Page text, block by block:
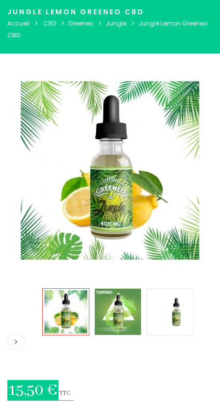
JUNGLE LEMON GREENEO CBD
Accueil CBD Greeneo Jungle
Jungle Lemon Greeneo
CBD
15,50 € TTC